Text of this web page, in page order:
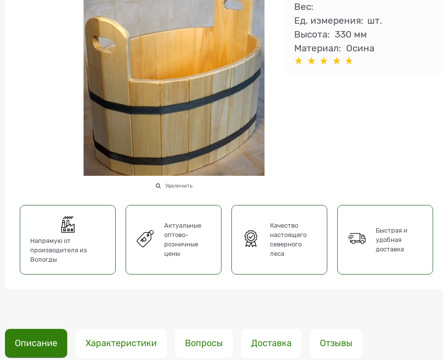
Увеличить
Вес:
Ед. измерения: шт.
Высота: 330 мм
Материал: Осина
Напрямую от
производителя из
Вологды
Актуальные
оптово-
розничные
цены
Качество
настоящего
северного
леса
Быстрая и
удобная
доставка
Описание Характеристики Вопросы Доставка Отзывы